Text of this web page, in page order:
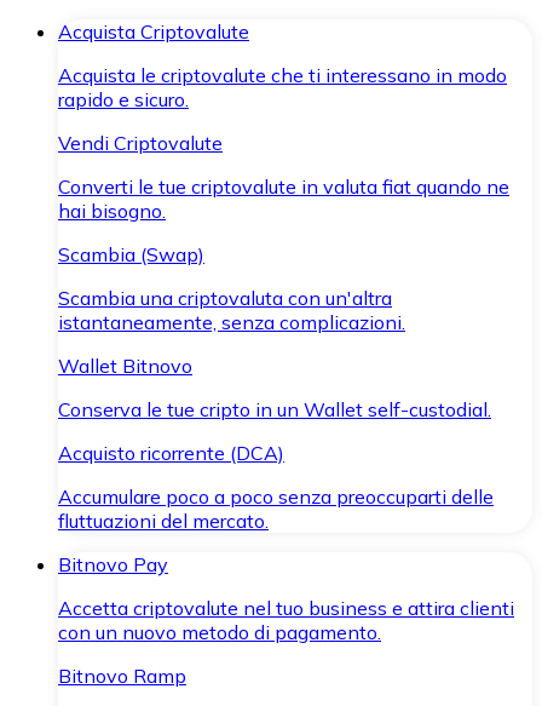
Acquista Criptovalute
Acquista le criptovalute che ti interessano in modo
rapido e sicuro.
Vendi Criptovalute
Converti le tue criptovalute in valuta fiat quando ne
hai bisogno.
Scambia (Swap)
Scambia una criptovaluta con un'altra
istantaneamente, senza complicazioni.
Wallet Bitnovo
Conserva le tue cripto in un Wallet self-custodial.
Acquisto ricorrente (DCA)
Accumulare poco a poco senza preoccuparti delle
fluttuazioni del mercato.
Bitnovo Pay
Accetta criptovalute nel tuo business e attira clienti
con un nuovo metodo di pagamento.
Bitnovo Ramp